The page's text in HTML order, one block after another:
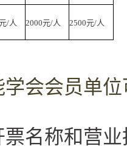
/人 2000元/人 2500元/人
学会会员单位
名称和营